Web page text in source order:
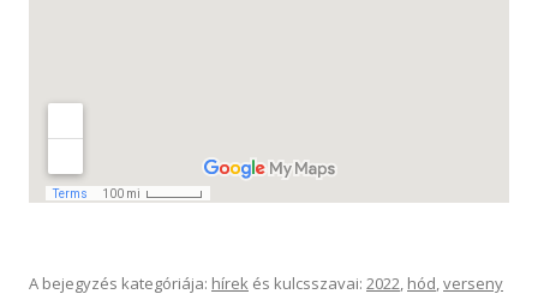
A bejegyzés kategóriája: hírek és kulcsszavai: 2022, hód,verseny